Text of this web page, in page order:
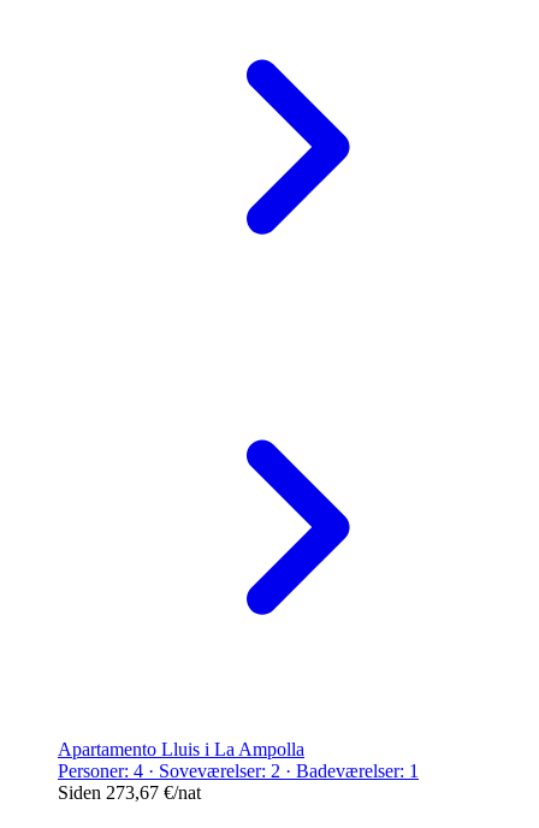
Apartamento Lluis i La Ampolla
Personer: 4 · Soveværelser: 2 · Badeværelser: 1
Siden 273,67 €/nat